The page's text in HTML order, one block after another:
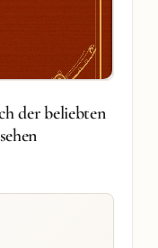
der beliebten